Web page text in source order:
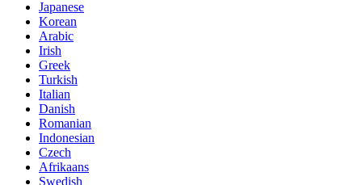
Japanese
Korean
Arabic
Irish
Greek
Turkish
Italian
Danish
Romanian
Indonesian
Czech
Afrikaans
Swedish